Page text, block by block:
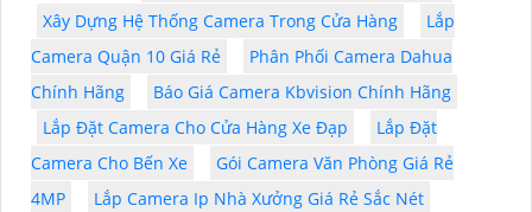
Xây Dựng Hệ Thống Camera Trong Cửa Hàng
Lắp
Camera Quận 10 Giá Rẻ
Phân Phối Camera Dahua
Chính Hãng
Báo Giá Camera Kbvision Chính Hãng
Lắp Đặt Camera Cho Cửa Hàng Xe Đạp
Lắp Đặt
Camera Cho Bến Xe
Gói Camera Văn Phòng Giá Rẻ
4MP
Lắp Camera Ip Nhà Xưởng Giá Rẻ Sắc Nét